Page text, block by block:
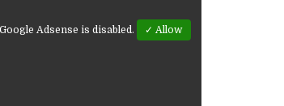
Google Adsense is disabled. ✓ Allow